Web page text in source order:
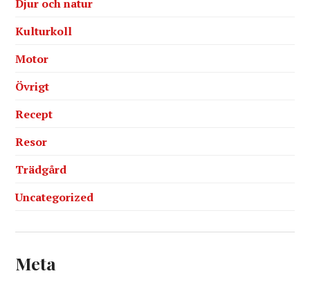
Djur och natur
Kulturkoll
Motor
Övrigt
Recept
Resor
Trädgård
Uncategorized
Meta